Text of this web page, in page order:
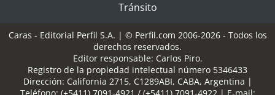
Tránsito
Caras - Editorial Perfil S.A. | © Perfil.com 2006-2026 - Todos los
derechos reservados.
Editor responsable: Carlos Piro.
Registro de la propiedad intelectual número 5346433
Dirección: California 2715, C1289ABI, CABA, Argentina |